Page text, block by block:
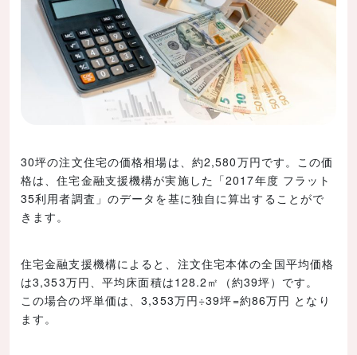
30坪の注文住宅の価格相場は、約2,580万円です。この価
格は、住宅金融支援機構が実施した「2017年度 フラット
35利用者調査」のデータを基に独自に算出することがで
きます。
住宅金融支援機構によると、注文住宅本体の全国平均価格
は3,353万円、平均床面積は128.2㎡（約39坪）です。
この場合の坪単価は、3,353万円÷39坪=約86万円 となり
ます。